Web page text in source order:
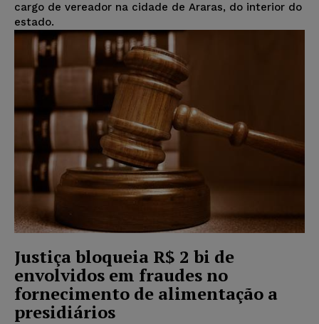
cargo de vereador na cidade de Araras, do interior do
estado.
Justiça bloqueia R$ 2 bi de
envolvidos em fraudes no
fornecimento de alimentação a
presidiários